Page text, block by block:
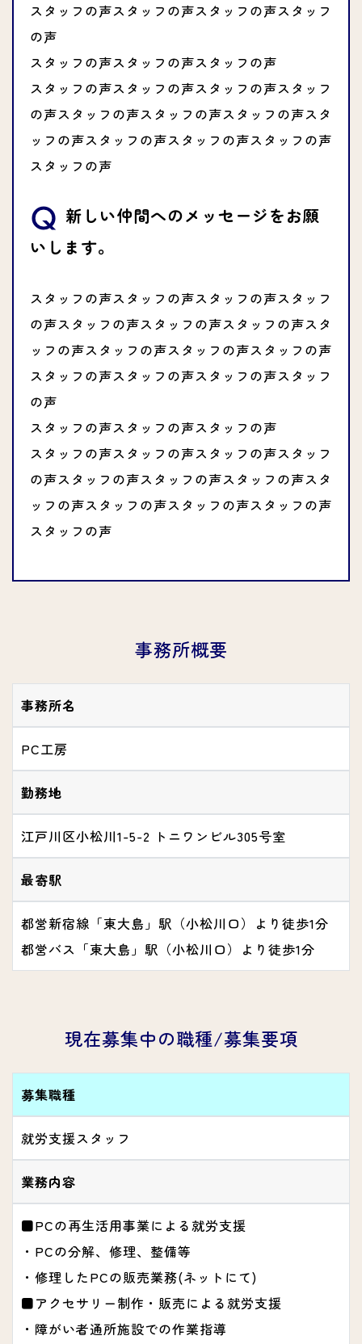
スタッフの声スタッフの声スタッフの声スタッフ
の声
スタッフの声スタッフの声スタッフの声
スタッフの声スタッフの声スタッフの声スタッフ
の声スタッフの声スタッフの声スタッフの声スタ
ッフの声スタッフの声スタッフの声スタッフの声
スタッフの声
新しい仲間へのメッセージをお願
いします。
スタッフの声スタッフの声スタッフの声スタッフ
の声スタッフの声スタッフの声スタッフの声スタ
ッフの声スタッフの声スタッフの声スタッフの声
スタッフの声スタッフの声スタッフの声スタッフ
の声
スタッフの声スタッフの声スタッフの声
スタッフの声スタッフの声スタッフの声スタッフ
の声スタッフの声スタッフの声スタッフの声スタ
ッフの声スタッフの声スタッフの声スタッフの声
スタッフの声
事務所概要
事務所名
PC工房
勤務地
江戸川区小松川1-5-2 トニワンビル305号室
最寄駅
都営新宿線「東大島」駅（小松川口）より徒歩1分
都営バス「東大島」駅（小松川口）より徒歩1分
現在募集中の職種/募集要項
募集職種
就労支援スタッフ
業務内容
■PCの再生活用事業による就労支援
・PCの分解、修理、整備等
・修理したPCの販売業務(ネットにて)
■アクセサリー制作・販売による就労支援
・障がい者通所施設での作業指導